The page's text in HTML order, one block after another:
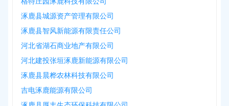
涿鹿县城源资产管理有限公司
涿鹿县智风新能源有限责任公司
河北省湖石商业地产有限公司
河北建投张垣涿鹿新能源有限公司
涿鹿县晨桦农林科技有限公司
吉电涿鹿能源有限公司